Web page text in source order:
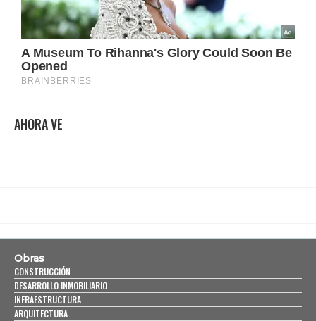
AHORA VE
Obras
CONSTRUCCIÓN
DESARROLLO INMOBILIARIO
INFRAESTRUCTURA
ARQUITECTURA